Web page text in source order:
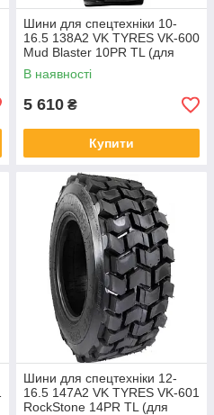
Шини для спецтехніки 10-
16.5 138A2 VK TYRES VK-600
Mud Blaster 10PR TL (для
навантажувача BobCat)
В наявності
5 610 ₴
Купити
Шини для спецтехніки 12-
16.5 147A2 VK TYRES VK-601
RockStone 14PR TL (для